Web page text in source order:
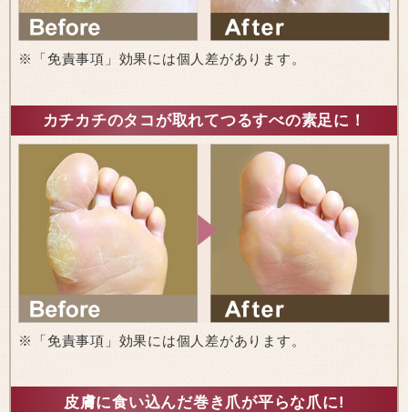
※「免責事項」効果には個人差があります。
カチカチのタコが取れてつるすべの素足に！
※「免責事項」効果には個人差があります。
皮膚に食い込んだ巻き爪が平らな爪に!